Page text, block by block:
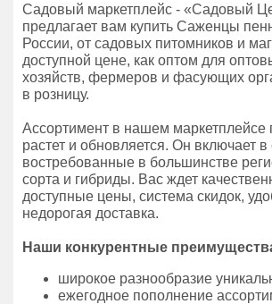
Садовый маркетплейс - «Садовый
предлагает вам купить Саженцы
России, от садовых питомников и
доступной цене, как оптом для
хозяйств, фермеров и фасующих
в розницу.
Ассортимент в нашем маркетплейсе
растет и обновляется. Он включает
востребованные в большинстве
сорта и гибриды. Вас ждет
доступные цены, система скидок,
недорогая доставка.
Наши конкурентные
широкое разнообразие
ежегодное пополнение